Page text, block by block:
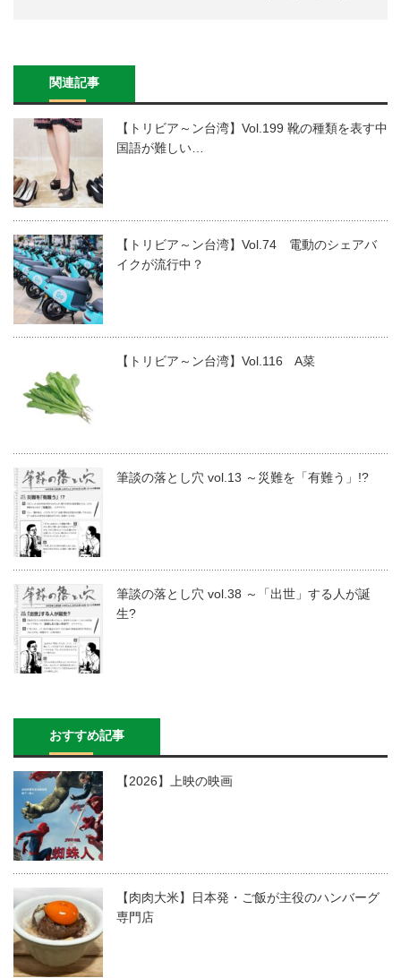
関連記事
【トリビア～ン台湾】Vol.199 靴の種類を表す中
国語が難しい…
【トリビア～ン台湾】Vol.74 電動のシェアバ
イクが流行中？
【トリビア～ン台湾】Vol.116 A菜
筆談の落とし穴 vol.13 ～災難を「有難う」!?
筆談の落とし穴 vol.38 ～「出世」する人が誕
生?
おすすめ記事
【2026】上映の映画
【肉肉大米】日本発・ご飯が主役のハンバーグ
専門店